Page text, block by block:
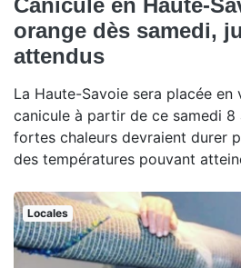
orange dès samedi,
attendus
La Haute-Savoie sera placée en
canicule à partir de ce samedi 8
fortes chaleurs devraient durer
des températures pouvant
Locales